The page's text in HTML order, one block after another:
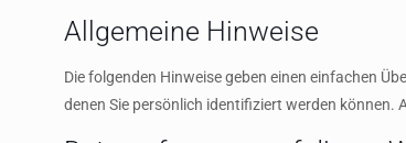
Allgemeine Hinweise
Die folgenden Hinweise geben einen einfachen
denen Sie persönlich identifiziert werden